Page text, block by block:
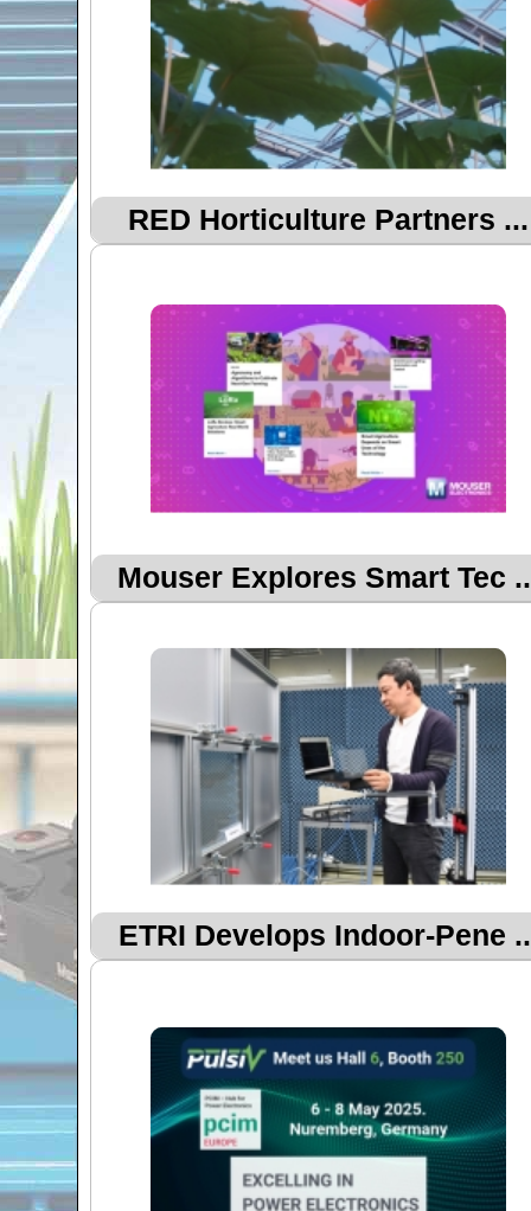
RED Horticulture Partners ...
Mouser Explores Smart Tec
ETRI Develops Indoor-Pene